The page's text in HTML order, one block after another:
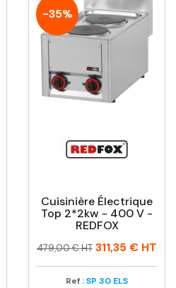
-35%
Cuisinière Électrique
Top 2*2kw - 400 V -
REDFOX
Prix
Prix
479,00 € HT 311,35 € HT
Ref :SP 30 ELS